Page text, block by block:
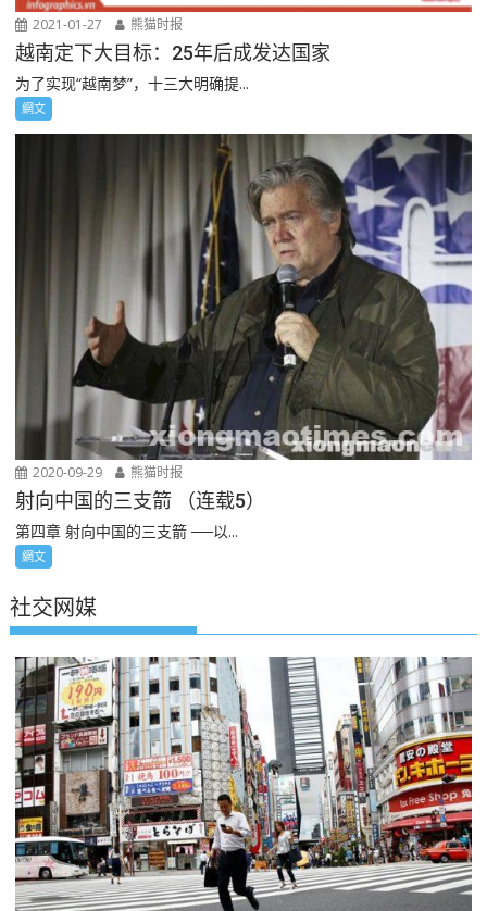
2021-01-27 熊猫时报
越南定下大目标：25年后成发达国家
为了实现“越南梦”，十三大明确提...
網文
2020-09-29 熊猫时报
射向中国的三支箭 （连载5）
第四章 射向中国的三支箭 ──以...
網文
社交网媒